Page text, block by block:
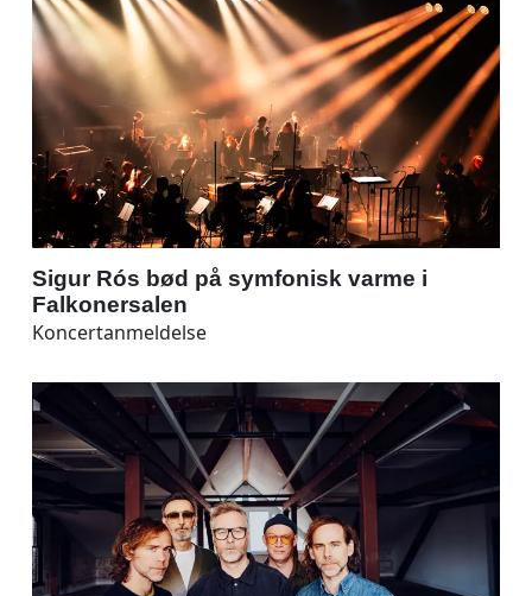
Sigur Rós bød på symfonisk varme i
Falkonersalen
Koncertanmeldelse